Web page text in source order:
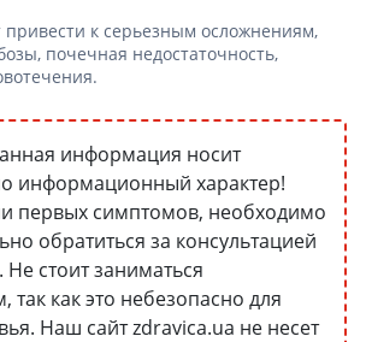
привести к серьезным осложнениям,
почечная недостаточность,
информация носит
информационный характер!
первых симптомов, необходимо
обратиться за консультацией
Не стоит заниматься
так как это небезопасно для
Наш сайт zdravica.ua не несет